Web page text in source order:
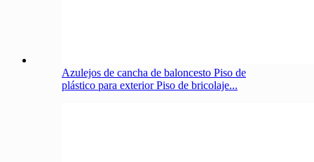
Azulejos de cancha de baloncesto Piso de
plástico para exterior Piso de bricolaje...